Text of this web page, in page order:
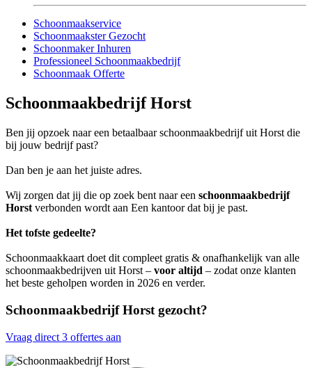
Schoonmaakservice
Schoonmaakster Gezocht
Schoonmaker Inhuren
Professioneel Schoonmaakbedrijf
Schoonmaak Offerte
Schoonmaakbedrijf Horst
Ben jij opzoek naar een betaalbaar schoonmaakbedrijf uit Horst die
bij jouw bedrijf past?
Dan ben je aan het juiste adres.
Wij zorgen dat jij die op zoek bent naar een schoonmaakbedrijf
Horst verbonden wordt aan Een kantoor dat bij je past.
Het tofste gedeelte?
Schoonmaakkaart doet dit compleet gratis & onafhankelijk van alle
schoonmaakbedrijven uit Horst – voor altijd – zodat onze klanten
het beste geholpen worden in 2026 en verder.
Schoonmaakbedrijf Horst gezocht?
Vraag direct 3 offertes aan